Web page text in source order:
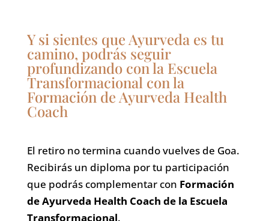
Y si sientes que Ayurveda es tu
camino, podrás seguir
profundizando con la Escuela
Transformacional con la
Formación de Ayurveda Health
Coach
El retiro no termina cuando vuelves de Goa.
Recibirás un diploma por tu participación
que podrás complementar con Formación
de Ayurveda Health Coach de la Escuela
Transformacional.